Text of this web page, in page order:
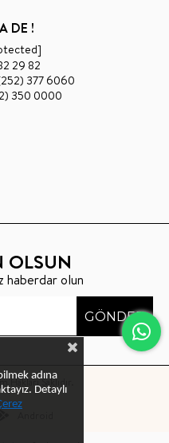
DE !
29 82
377 6060
350 0000
OLSUN
haberdar olun
GÖNDER
Saklıdır.
adına
Detaylı